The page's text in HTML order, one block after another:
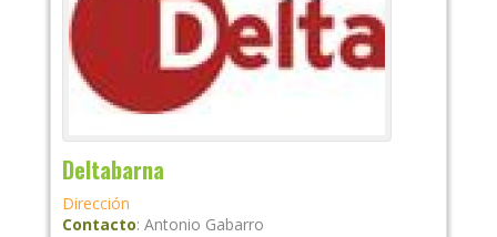
Deltabarna
Dirección
Contacto: Antonio Gabarro